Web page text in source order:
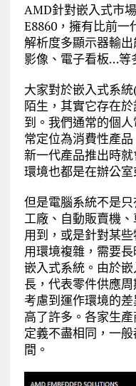
AMD針對嵌入式市
E8860，擁有比前一
解析度多顯示器輸
影像、電子看板…等
大家對於嵌入式系
陌生，其實它存在
到。我們通常的個
常定位為消費性產
新一代產品推出時
環境也都是在辦公
但是電腦系統不是
工廠、自動販賣機
用到，或是針對某
用環境複雜，需要
嵌入式系統。由於
長，代表零件供應
考慮到運作環境的
高了許多。各家生
定義不盡相同，一
間。